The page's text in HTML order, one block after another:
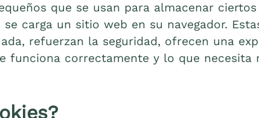
que se usan para almacenar
carga un sitio web en su navegador.
refuerzan la seguridad, ofrecen una
funciona correctamente y lo que necesita